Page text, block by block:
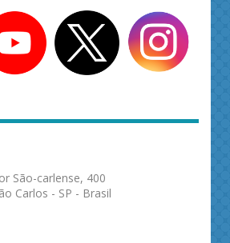
São-carlense, 400
Carlos - SP - Brasil